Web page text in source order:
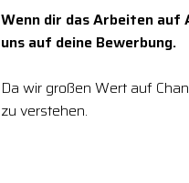
Wenn dir das Arbeiten auf
uns auf deine Bewerbung.
Da wir großen Wert auf
zu verstehen.